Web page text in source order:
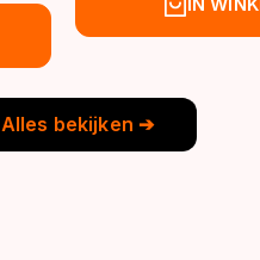
Alles bekijken ➔